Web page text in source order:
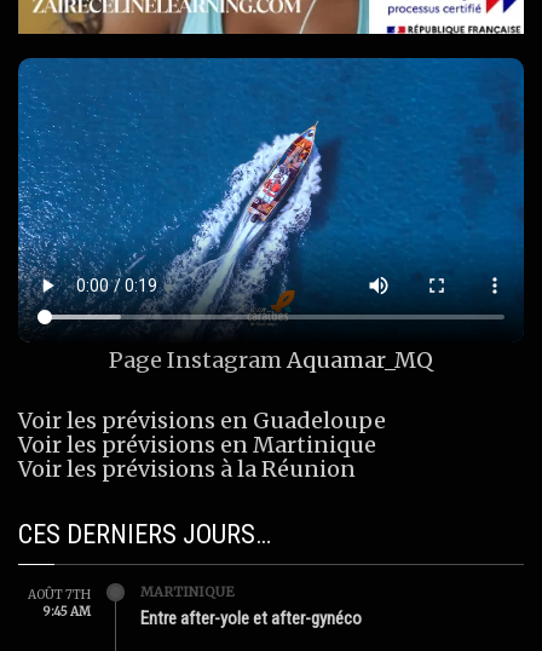
Page Instagram Aquamar_MQ
Voir les prévisions en Guadeloupe
Voir les prévisions en Martinique
Voir les prévisions à la Réunion
CES DERNIERS JOURS…
AOÛT 7TH
9:45 AM
MARTINIQUE
Entre after-yole et after-gynéco